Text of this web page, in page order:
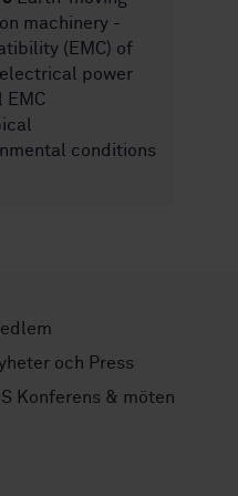
machinery -
(EMC) of
power
EMC
conditions
och Press
Konferens & möten